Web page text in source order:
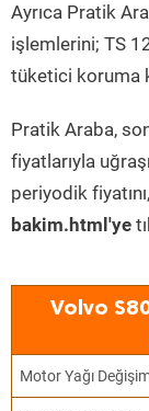
Ayrıca Pratik
işlemlerini; TS
tüketici koruma
Pratik Araba,
fiyatlarıyla
periyodik fiyatını,
bakim.html'ye
Volvo
Motor Yağı